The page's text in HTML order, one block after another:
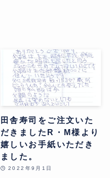
田舎寿司をご注文いた
だきましたR・M様より
嬉しいお手紙いただき
ました。
2022年9月1日